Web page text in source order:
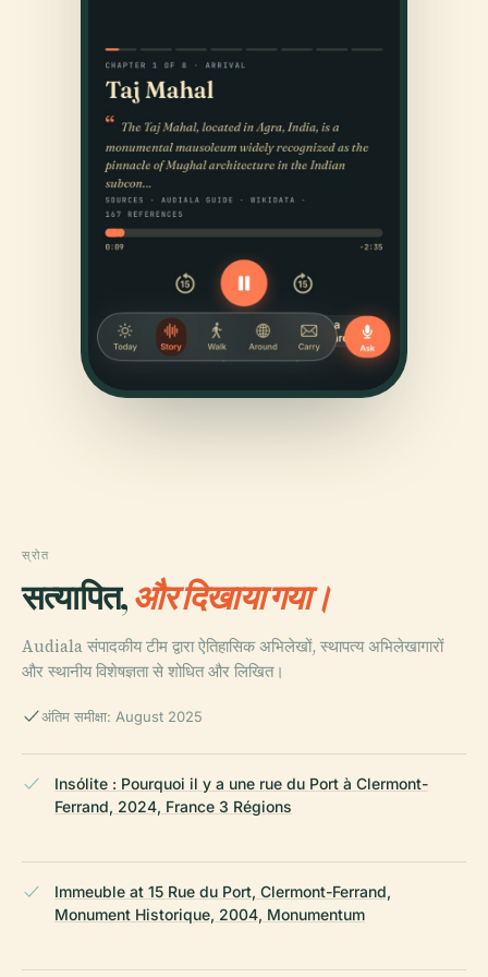
स्रोत
सत्यापित,और दिखाया गया।
Audiala संपादकीय टीम द्वारा ऐतिहासिक अभिलेखों, स्थापत्य अभिलेखागारों
और स्थानीय विशेषज्ञता से शोधित और लिखित।
अंतिम समीक्षा: August 2025
Insólite : Pourquoi il y a une rue du Port à Clermont-
Ferrand, 2024, France 3 Régions
Immeuble at 15 Rue du Port, Clermont-Ferrand,
Monument Historique, 2004, Monumentum